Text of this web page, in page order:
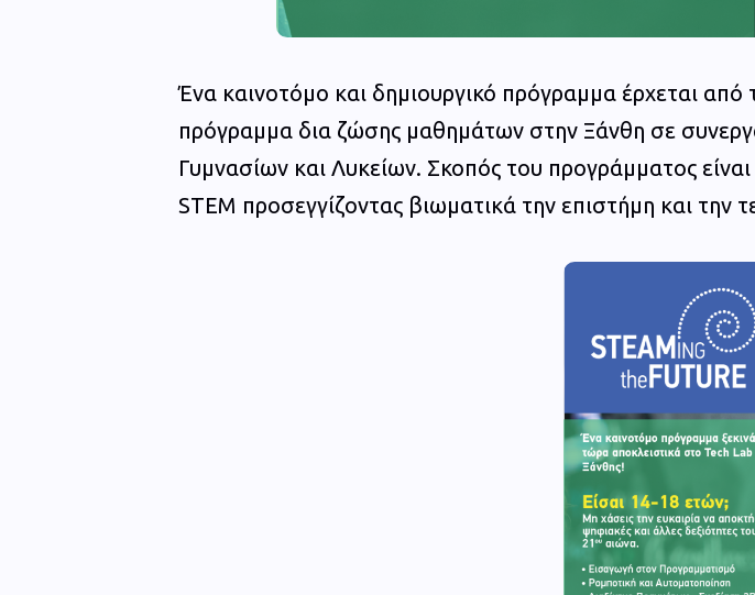
Ένα καινοτόμο και δημιουργικό πρόγραμμα έρχεται από
πρόγραμμα δια ζώσης μαθημάτων στην Ξάνθη σε
Γυμνασίων και Λυκείων. Σκοπός του προγράμματος
STEM προσεγγίζοντας βιωματικά την επιστήμη και την